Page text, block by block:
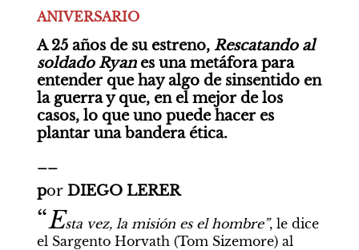
ANIVERSARIO
A 25 años de su estreno, Rescatando al
soldado Ryan es una metáfora para
entender que hay algo de sinsentido en
la guerra y que, en el mejor de los
casos, lo que uno puede hacer es
plantar una bandera ética.
por DIEGO LERER
“Esta vez, la misión es el hombre”, le dice
el Sargento Horvath (Tom Sizemore) al